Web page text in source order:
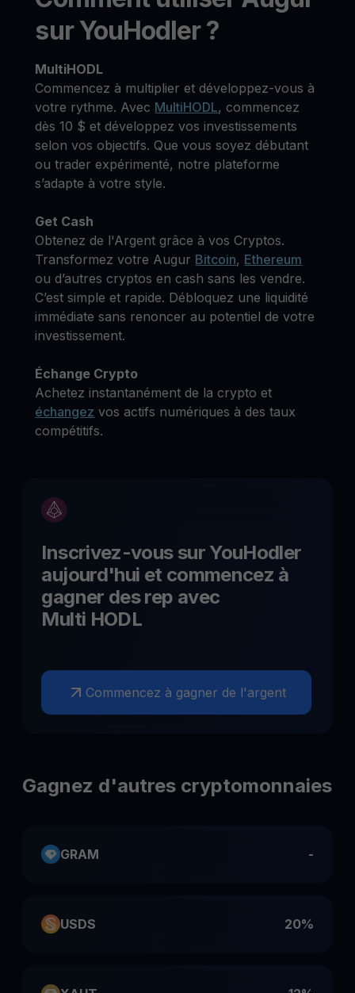
sur YouHodler ?
MultiHODL
Commencez à multiplier et développez-vous à
votre rythme. Avec MultiHODL, commencez
dès 10 $ et développez vos investissements
selon vos objectifs. Que vous soyez débutant
ou trader expérimenté, notre plateforme
s’adapte à votre style.
Get Cash
Obtenez de l'Argent grâce à vos Cryptos.
Transformez votre Augur Bitcoin, Ethereum
ou d’autres cryptos en cash sans les vendre.
C’est simple et rapide. Débloquez une liquidité
immédiate sans renoncer au potentiel de votre
investissement.
Échange Crypto
Achetez instantanément de la crypto et
échangez vos actifs numériques à des taux
compétitifs.
Inscrivez-vous sur YouHodler
aujourd'hui et commencez à
gagner des rep avec
Multi HODL
Commencez à gagner de l'argent
Gagnez d'autres cryptomonnaies
GRAM -
USDS 20%